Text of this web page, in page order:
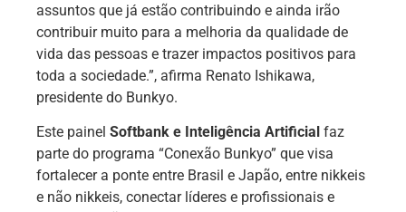
assuntos que já estão contribuindo e ainda irão
contribuir muito para a melhoria da qualidade de
vida das pessoas e trazer impactos positivos para
toda a sociedade.”, afirma Renato Ishikawa,
presidente do Bunkyo.
Este painel Softbank e Inteligência Artificial faz
parte do programa “Conexão Bunkyo” que visa
fortalecer a ponte entre Brasil e Japão, entre nikkeis
e não nikkeis, conectar líderes e profissionais e